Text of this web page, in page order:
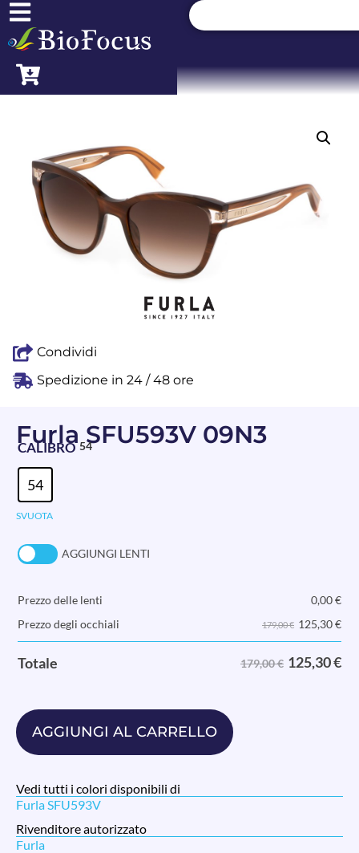
Condividi
Spedizione in 24 / 48 ore
Furla SFU593V 09N3
CALIBRO 54
54
SVUOTA
AGGIUNGI LENTI
Prezzo delle lenti 0,00€
Prezzo degli occhiali
179,00 € 125,30€
Totale 179,00 € 125,30€
AGGIUNGI AL CARRELLO
Vedi tutti i colori disponibili di
Furla SFU593V
Rivenditore autorizzato
Furla